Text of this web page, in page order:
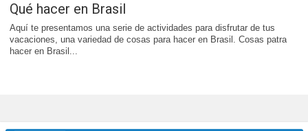
Qué hacer en Brasil
Aquí te presentamos una serie de actividades para disfrutar de tus
vacaciones, una variedad de cosas para hacer en Brasil. Cosas patra
hacer en Brasil...